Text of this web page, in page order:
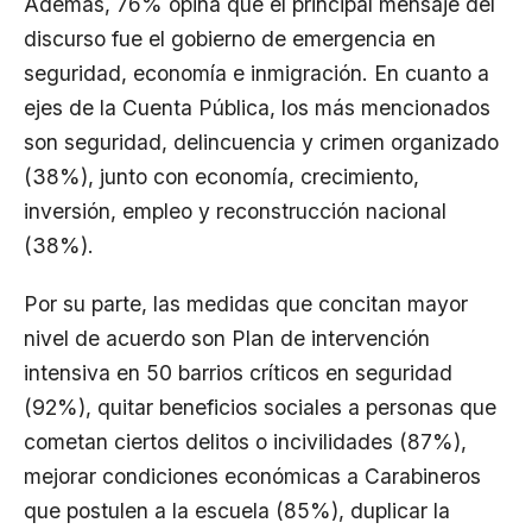
discurso fue el gobierno de emergencia en
seguridad, economía e inmigración. En cuanto a
ejes de la Cuenta Pública, los más mencionados
son seguridad, delincuencia y crimen organizado
(38%), junto con economía, crecimiento,
inversión, empleo y reconstrucción nacional
(38%).
Por su parte, las medidas que concitan mayor
nivel de acuerdo son Plan de intervención
intensiva en 50 barrios críticos en seguridad
(92%), quitar beneficios sociales a personas que
cometan ciertos delitos o incivilidades (87%),
mejorar condiciones económicas a Carabineros
que postulen a la escuela (85%), duplicar la